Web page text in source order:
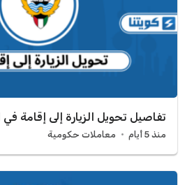
تفاصيل تحويل الزيارة إلى إقامة في
منذ 5 أيام معاملات حكومية